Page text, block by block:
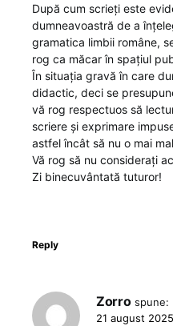
După cum scrieți este
dumneavoastră de a
gramatica limbii române,
rog ca măcar în spațiul
În situația gravă în care
didactic, deci se
vă rog respectuos să
scriere și exprimare
astfel încât să nu o mai
Vă rog să nu considerați
Zi binecuvântată tuturor!
Reply
Zorro spune:
21 august